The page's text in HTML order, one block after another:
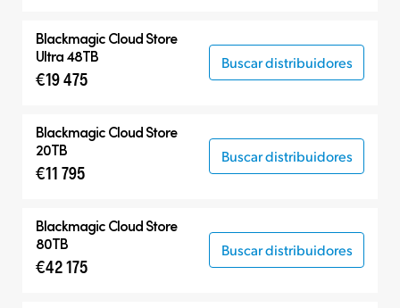
Blackmagic Cloud Store
Ultra 48TB
€19 475
Buscar distribuidores
Blackmagic Cloud Store
20TB
€11 795
Buscar distribuidores
Blackmagic Cloud Store
80TB
€42 175
Buscar distribuidores